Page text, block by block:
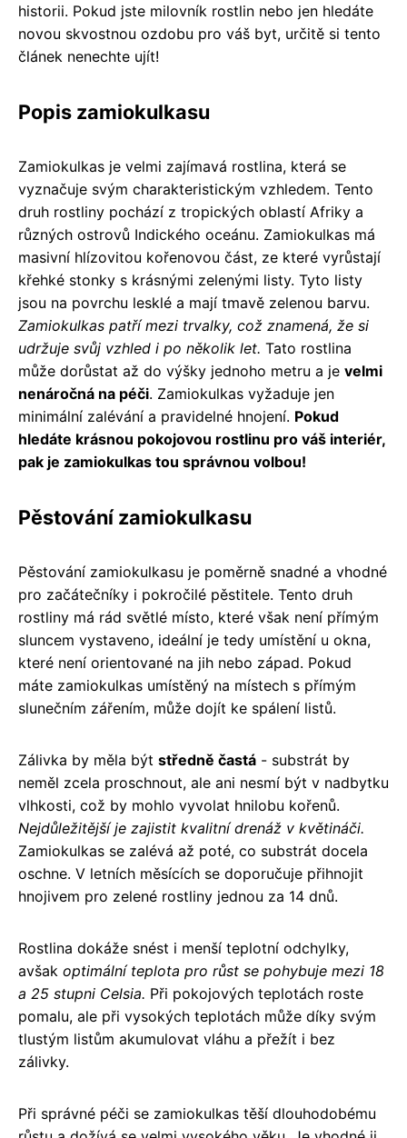
historii. Pokud jste milovník rostlin nebo jen hledáte
novou skvostnou ozdobu pro váš byt, určitě si tento
článek nenechte ujít!
Popis zamiokulkasu
Zamiokulkas je velmi zajímavá rostlina, která se
vyznačuje svým charakteristickým vzhledem. Tento
druh rostliny pochází z tropických oblastí Afriky a
různých ostrovů Indického oceánu. Zamiokulkas má
masivní hlízovitou kořenovou část, ze které vyrůstají
křehké stonky s krásnými zelenými listy. Tyto listy
jsou na povrchu lesklé a mají tmavě zelenou barvu.
Zamiokulkas patří mezi trvalky, což znamená, že si
udržuje svůj vzhled i po několik let. Tato rostlina
může dorůstat až do výšky jednoho metru a je velmi
nenáročná na péči. Zamiokulkas vyžaduje jen
minimální zalévání a pravidelné hnojení. Pokud
hledáte krásnou pokojovou rostlinu pro váš interiér,
pak je zamiokulkas tou správnou volbou!
Pěstování zamiokulkasu
Pěstování zamiokulkasu je poměrně snadné a vhodné
pro začátečníky i pokročilé pěstitele. Tento druh
rostliny má rád světlé místo, které však není přímým
sluncem vystaveno, ideální je tedy umístění u okna,
které není orientované na jih nebo západ. Pokud
máte zamiokulkas umístěný na místech s přímým
slunečním zářením, může dojít ke spálení listů.
Zálivka by měla být středně častá - substrát by
neměl zcela proschnout, ale ani nesmí být v nadbytku
vlhkosti, což by mohlo vyvolat hnilobu kořenů.
Nejdůležitější je zajistit kvalitní drenáž v květináči.
Zamiokulkas se zalévá až poté, co substrát docela
oschne. V letních měsících se doporučuje přihnojit
hnojivem pro zelené rostliny jednou za 14 dnů.
Rostlina dokáže snést i menší teplotní odchylky,
avšak optimální teplota pro růst se pohybuje mezi 18
a 25 stupni Celsia. Při pokojových teplotách roste
pomalu, ale při vysokých teplotách může díky svým
tlustým listům akumulovat vláhu a přežít i bez
zálivky.
Při správné péči se zamiokulkas těší dlouhodobému